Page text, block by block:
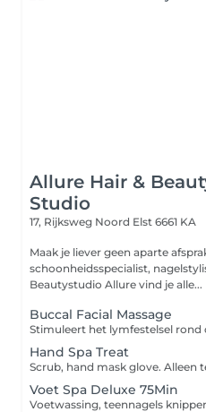
Allure Hair &
Studio
17, Rijksweg Noord Elst 6661 KA
Maak je liever geen aparte
schoonheidsspecialist,
Beautystudio Allure vind je alle...
Buccal Facial Massage
Hand Spa Treat
Voet Spa Deluxe 75Min